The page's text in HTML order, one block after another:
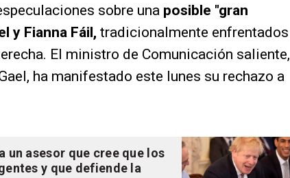
sobre una posible "gran
y Fianna Fáil, tradicionalmente enfrentados
El ministro de Comunicación saliente,
ha manifestado este lunes su rechazo a
un asesor que cree que los
y que defiende la